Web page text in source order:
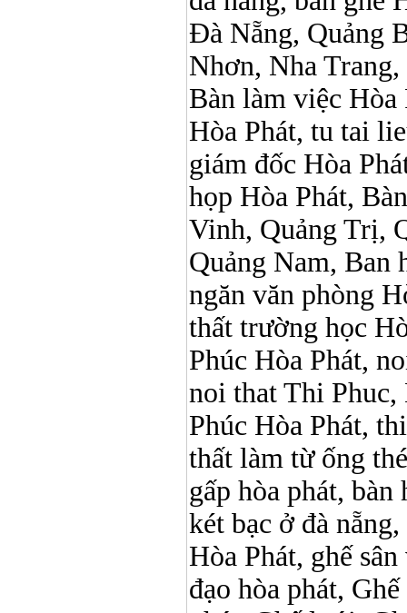
Đà Nẵng, Quảng
Nhơn, Nha
Bàn làm việc Hòa
Hòa Phát, tu tai
giám đốc Hòa
họp Hòa Phát,
Vinh, Quảng Trị,
Quảng Nam, Ban
ngăn văn phòng
thất trường học
Phúc Hòa Phát,
noi that Thi
Phúc Hòa Phát,
thất làm từ ống
gấp hòa phát, bàn
két bạc ở đà
Hòa Phát, ghế
đạo hòa phát,